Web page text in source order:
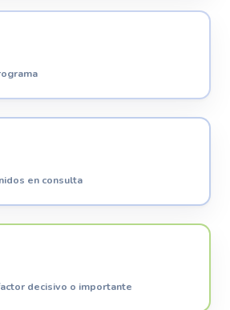
en consulta
decisivo o importante